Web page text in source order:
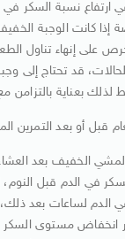
نسبة السكر في
إذا كانت الوجبة
على إنهاء تناول
قد تحتاج إلى
بعناية بالتزامن
الخفيف بعد
في الدم قبل النوم،
الدم لساعات بعد
مستوى السكر في